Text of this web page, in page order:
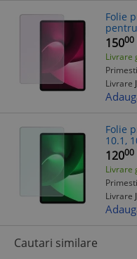
Folie
10.1
scris
15000
Livrare
Livrare
Folie
10.1,
12000
Livrare
Livrare
Cautari similare